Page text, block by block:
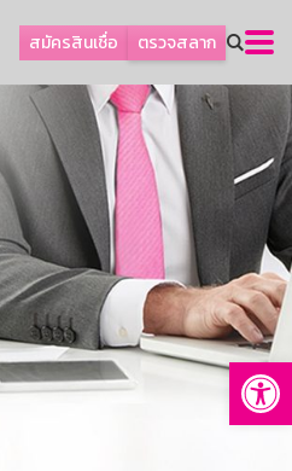
สมัครสินเชื่อ ตรวจสลาก